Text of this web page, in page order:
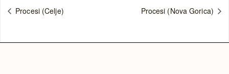
Procesi (Celje) Procesi (Nova Gorica)